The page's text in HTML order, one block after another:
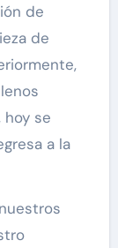
de
de
hoy se
a la